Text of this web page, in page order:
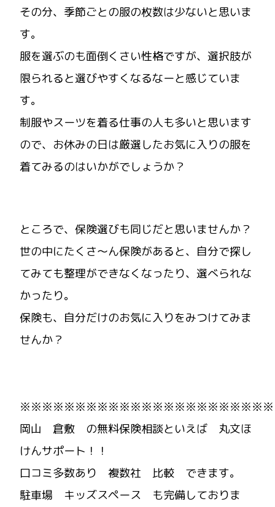
その分、季節ごとの服の枚数は少ないと思いま
す。
服を選ぶのも面倒くさい性格ですが、選択肢が
限られると選びやすくなるなーと感じていま
す。
制服やスーツを着る仕事の人も多いと思います
ので、お休みの日は厳選したお気に入りの服を
着てみるのはいかがでしょうか？
ところで、保険選びも同じだと思いませんか？
世の中にたくさ～ん保険があると、自分で探し
てみても整理ができなくなったり、選べられな
かったり。
保険も、自分だけのお気に入りをみつけてみま
せんか？
岡山 倉敷 の無料保険相談といえば 丸文ほ
けんサポート！！
口コミ多数あり 複数社 比較 できます。
駐車場 キッズスペース も完備しておりま